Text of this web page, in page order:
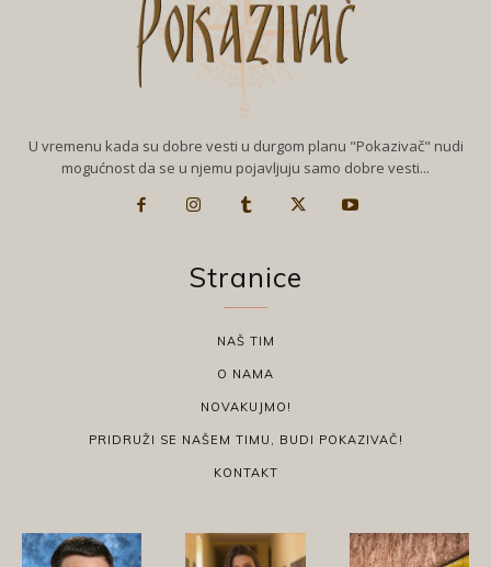
U vremenu kada su dobre vesti u durgom planu "Pokazivač" nudi
mogućnost da se u njemu pojavljuju samo dobre vesti...
Stranice
NAŠ TIM
O NAMA
NOVAKUJMO!
PRIDRUŽI SE NAŠEM TIMU, BUDI POKAZIVAČ!
KONTAKT